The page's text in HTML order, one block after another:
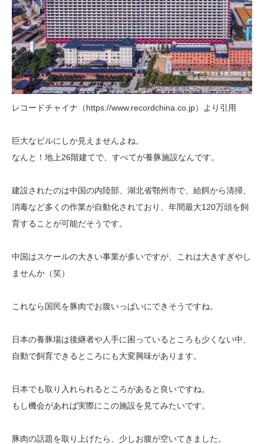
レコードチャイナ（https://www.recordchina.co.jp）より引用
巨大なビルにしか見えませんよね。
なんと！地上26階建てで、すべてが養豚施設なんです。
建設されたのは中国の内陸部、湖北省鄂州市で、給餌から清掃、
消毒など多くの作業が自動化されており、年間最大120万頭を飼
育することが可能だそうです。
中国はスケールの大きい事業が多いですが、これは大きすぎやし
ませんか（笑）
これなら国民を豚肉でお腹いっぱいにできそうですね。
日本の養豚場は後継者や人手に困っているところも少くない中、
自動で飼育できるところにも大変興味があります。
日本でも取り入れられるところがあると良いですね。
もし機会があれば実際にこの施設を見てみたいです。
豚肉の話題を取り上げたら、少しお腹が空いてきました。